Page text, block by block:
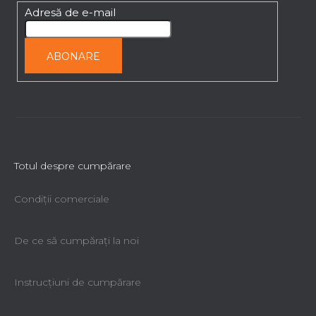
Adresă de e-mail
ABONARE
Totul despre cumpărare
Condiții comerciale
De ce să cumpăraţi la noi
Instrucțiuni de cumpărare